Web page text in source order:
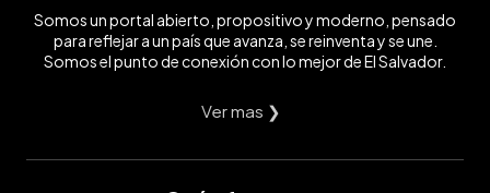
Somos un portal abierto, propositivo y moderno, pensado
para reflejar a un país que avanza, se reinventa y se une.
Somos el punto de conexión con lo mejor de El Salvador.
Ver mas ❯